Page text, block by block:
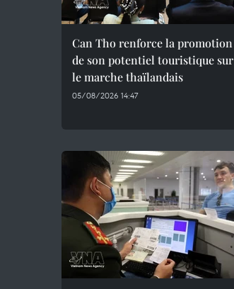
Can Tho renforce la promotion
de son potentiel touristique sur
le marche thaïlandais
05/08/2026 14:47